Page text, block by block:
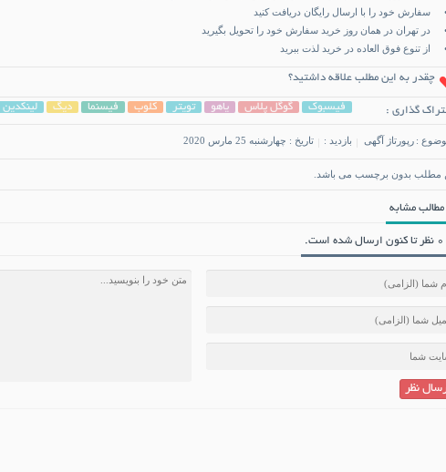
سفارش خود را با ارسال رایگان دریافت کنید
در تهران در همان روز خرید سفارش خود را تحویل بگیرید
از تنوع فوق العاده در خرید لذت ببرید
چقدر به این مطلب علاقه داشتید؟
گذاری : لینکدین دیگ فیسنما کلوب تویتر یاهو گوگل پلاس فیسبوک
: رپورتاژ آگهی بازدید : تاریخ : چهارشنبه 25 مارس 2020
مطلب بدون برچسب می باشد.
مطالب مشابه
0 نظر تا کنون ارسال شده است.
نظر